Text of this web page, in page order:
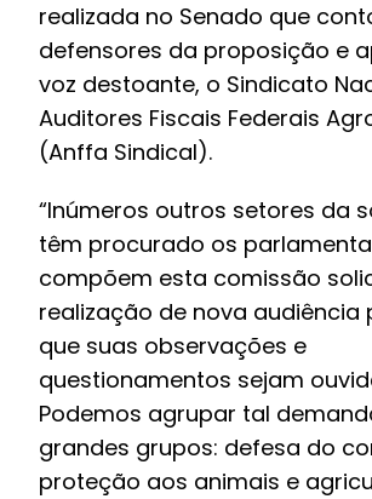
realizada no Senado que
defensores da proposição e
voz destoante, o Sindicato
Auditores Fiscais Federais
(Anffa Sindical).
“Inúmeros outros setores da
têm procurado os
compõem esta comissão
realização de nova audiência
que suas observações e
questionamentos sejam
Podemos agrupar tal
grandes grupos: defesa do
proteção aos animais e